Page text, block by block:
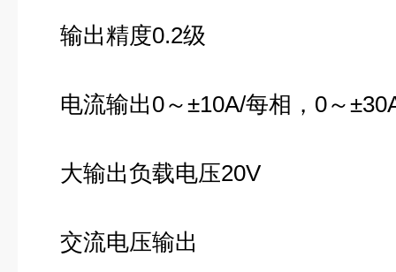
输出精度0.2级
电流输出0～±10A/每相，0～
大输出负载电压20V
交流电压输出